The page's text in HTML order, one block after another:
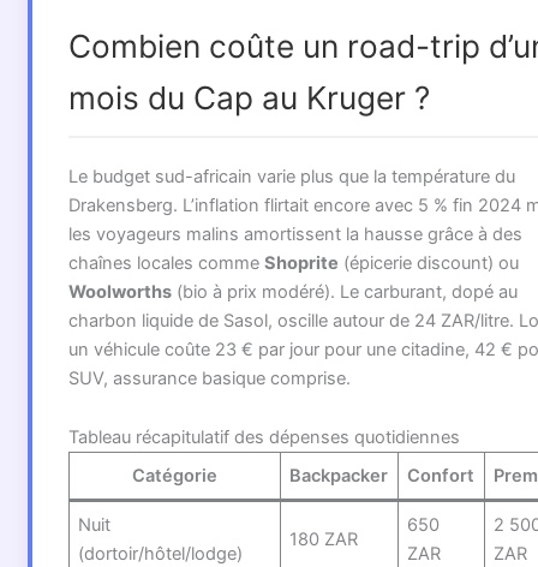
Combien coûte un road-trip
mois du Cap au Kruger ?
Le budget sud-africain varie plus que la température du
Drakensberg. L’inflation flirtait encore avec 5 % fin 2024
les voyageurs malins amortissent la hausse grâce à des
chaînes locales comme Shoprite (épicerie discount) ou
Woolworths(bio à prix modéré). Le carburant, dopé au
charbon liquide de Sasol, oscille autour de 24 ZAR/litre.
un véhicule coûte 23 € par jour pour une citadine, 42 €
SUV, assurance basique comprise.
Tableau récapitulatif des dépenses quotidiennes
Catégorie
Backpacker Confort
Nuit
(dortoir/hôtel/lodge)
180 ZAR
650
ZAR
2
ZAR